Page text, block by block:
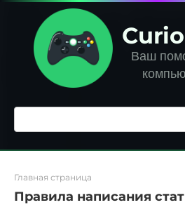
Перейти
контенту
Ваш
Поиск:
Главная страница
Правила написания